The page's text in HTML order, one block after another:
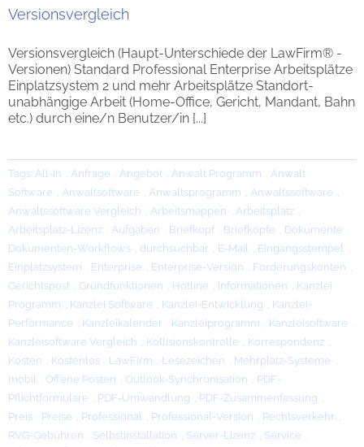
Versionsvergleich
Versionsvergleich (Haupt-Unterschiede der LawFirm® -
Versionen) Standard Professional Enterprise Arbeitsplätze
Einplatzsystem 2 und mehr Arbeitsplätze Standort-
unabhängige Arbeit (Home-Office, Gericht, Mandant, Bahn
etc.) durch eine/n Benutzer/in [...]
Tags: All-In , Anfrage , Angebot , Anwalt Programm , Anwalt
Software , Anwaltsoftware , Anwaltsprogramm , Anwaltssoftware ,
Anwaltssoftware Vergleich , Arbeitsmappen , Arbeitsplatz ,
Arbeitsplatz-Lizenz , Aufgaben , Briefkopf , Briefköpfe , Dokumente ,
Dokumenten-Workflows , durchsuchbar , E-Mail , Eingangsstempel ,
Einplatzsystem , Enterprise , Enterprise-Version , Forderungskonten ,
Gerichtspost , Grundfunktionen , Hotline , Informationen , Kanzlei
Programm , Kanzlei Software , Kanzlei-Entwicklung , Kanzlei-
Performance , Kanzleikalender , Kanzleiprogramm , Kanzleisoftware ,
Kanzleisoftware Vergleich , Kollisionskontrolle , Korrespondenz ,
Kosten , Kostenlos , LawFirm , Lesezeichen , Mehrplatz-Systeme ,
mobil , Offene Posten , Outlook-Synchronisation , PDF-
Pflichtformulare , PDF-Umwandlung , PDF-Zusammenfassung ,
Preis , Preise , Professional , Professional-Version , Rechtsverkehr ,
RVG-Gebühren , Selbstinstallation , Server-Lizenz , Service ,